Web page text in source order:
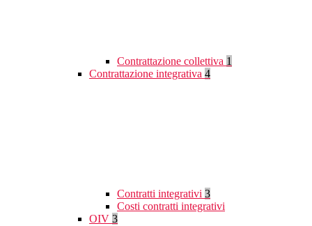
Contrattazione collettiva 1
Contrattazione integrativa 4
Contratti integrativi 3
Costi contratti integrativi
OIV 3